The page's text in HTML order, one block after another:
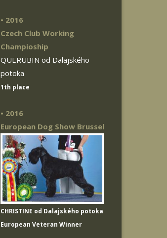
• 2016
Czech Club Working
Champioship
QUERUBIN od Dalajského
potoka
1th place
• 2016
European Dog Show Brussel
CHRISTINE od Dalajského potoka
European Veteran Winner